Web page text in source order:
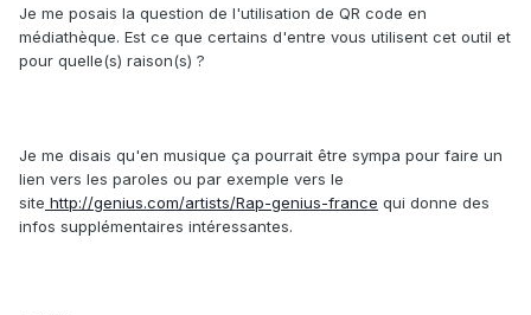
Je me posais la question de l'utilisation de QR code en
médiathèque. Est ce que certains d'entre vous utilisent cet outil et
pour quelle(s) raison(s) ?
Je me disais qu'en musique ça pourrait être sympa pour faire un
lien vers les paroles ou par exemple vers le
site http://genius.com/artists/Rap-genius-france qui donne des
infos supplémentaires intéressantes.